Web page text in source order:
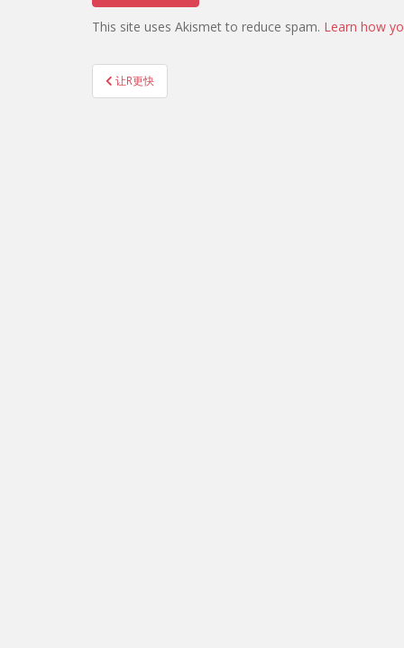
This site uses Akismet to reduce spam. Learn how
Post
navigation
让R更快